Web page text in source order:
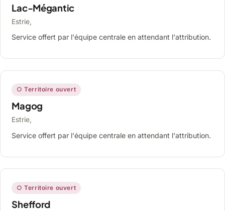
Lac-Mégantic
Estrie,
Service offert par l'équipe centrale en attendant l'attribution.
○ Territoire ouvert
Magog
Estrie,
Service offert par l'équipe centrale en attendant l'attribution.
○ Territoire ouvert
Shefford